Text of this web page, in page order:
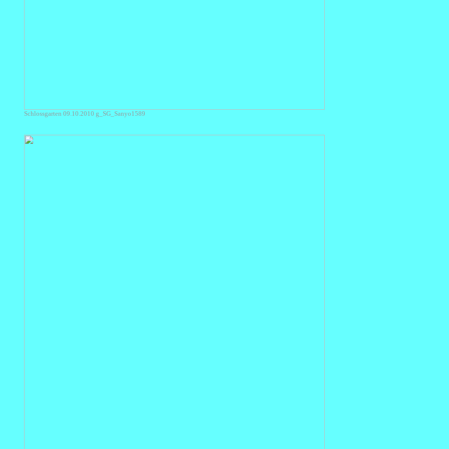
Schlossgarten 09.10.2010 g_SG_Sanyo1589